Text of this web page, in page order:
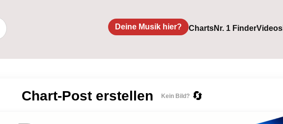
Deine Musik hier? ChartsNr. 1 FinderVideos
Chart-Post erstellen Kein Bild? 🔄